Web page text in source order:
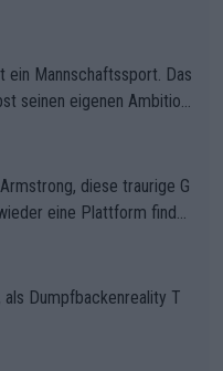
nicht geschlossen hat un
Ein schwerer taktischer
Beobachtung trifft
Moment war das e
Niewiadoma die Tür z
Dilemma am Mon
spekulierte in die
im Gelben Trikot die N
zu verteidigen.De
7 Sekunden sofort s
zu lange auf die Tempo
Niewiadoma nutzte g
ein Mannschaftssport. Das
eigenen Ambition
und konkret am Erf
Das ist ein Zei
diese traurige G
eine Plattform finde
Dumpfbackenreality T